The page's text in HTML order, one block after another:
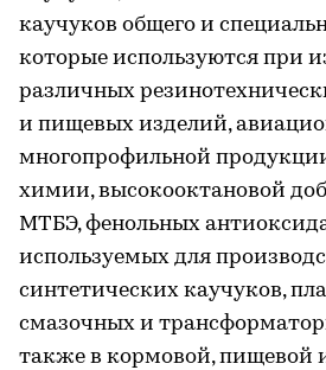
каучуков общего и
которые используются при
различных
и пищевых изделий,
многопрофильной
химии, высокооктановой
МТБЭ, фенольных
используемых для
синтетических каучуков,
смазочных и
также в кормовой, пищевой